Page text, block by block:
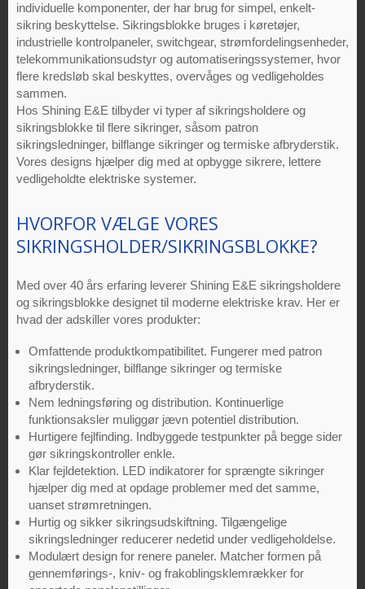
individuelle komponenter, der har brug for simpel, enkelt-
sikring beskyttelse. Sikringsblokke bruges i køretøjer,
industrielle kontrolpaneler, switchgear, strømfordelingsenheder,
telekommunikationsudstyr og automatiseringssystemer, hvor
flere kredsløb skal beskyttes, overvåges og vedligeholdes
sammen.
Hos Shining E&E tilbyder vi typer af sikringsholdere og
sikringsblokke til flere sikringer, såsom patron
sikringsledninger, bilflange sikringer og termiske afbryderstik.
Vores designs hjælper dig med at opbygge sikrere, lettere
vedligeholdte elektriske systemer.
HVORFOR VÆLGE VORES
SIKRINGSHOLDER/SIKRINGSBLOKKE?
Med over 40 års erfaring leverer Shining E&E sikringsholdere
og sikringsblokke designet til moderne elektriske krav. Her er
hvad der adskiller vores produkter:
Omfattende produktkompatibilitet. Fungerer med patron
sikringsledninger, bilflange sikringer og termiske
afbryderstik.
Nem ledningsføring og distribution. Kontinuerlige
funktionsaksler muliggør jævn potentiel distribution.
Hurtigere fejlfinding. Indbyggede testpunkter på begge sider
gør sikringskontroller enkle.
Klar fejldetektion. LED indikatorer for sprængte sikringer
hjælper dig med at opdage problemer med det samme,
uanset strømretningen.
Hurtig og sikker sikringsudskiftning. Tilgængelige
sikringsledninger reducerer nedetid under vedligeholdelse.
Modulært design for renere paneler. Matcher formen på
gennemførings-, kniv- og frakoblingsklemrækker for